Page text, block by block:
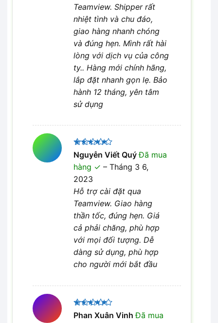
Teamview. Shipper rất
nhiệt tình và chu đáo,
giao hàng nhanh chóng
và đúng hẹn. Mình rất hài
lòng với dịch vụ của công
ty.. Hàng mới chính hãng,
lắp đặt nhanh gọn lẹ. Bảo
hành 12 tháng, yên tâm
sử dụng
Được xếp
hạng 5
sao
Nguyễn Viết QuýĐã mua
hàng
– Tháng 3 6,
2023
Hỗ trợ cài đặt qua
Teamview. Giao hàng
thần tốc, đúng hẹn. Giá
cả phải chăng, phù hợp
với mọi đối tượng. Dễ
dàng sử dụng, phù hợp
cho người mới bắt đầu
Được xếp
hạng
5
Phan Xuân VinhĐã mua